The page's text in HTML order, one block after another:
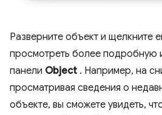
Разверните объект и щелкните
просмотреть более
панели Object . Например, на
просматривая сведения о
объекте, вы сможете увидеть,